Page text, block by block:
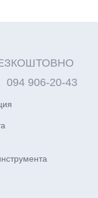
БЕЗКОШТОВНО
094 906-20-43